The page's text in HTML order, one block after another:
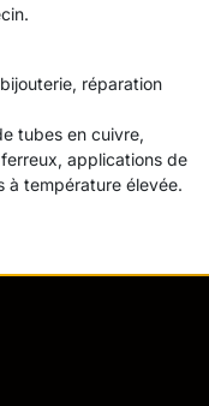
réparation
tubes en cuivre,
applications de
à température élevée.